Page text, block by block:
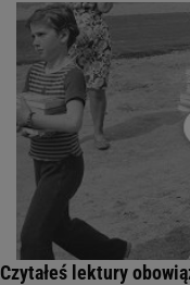
Czytałeś lektury